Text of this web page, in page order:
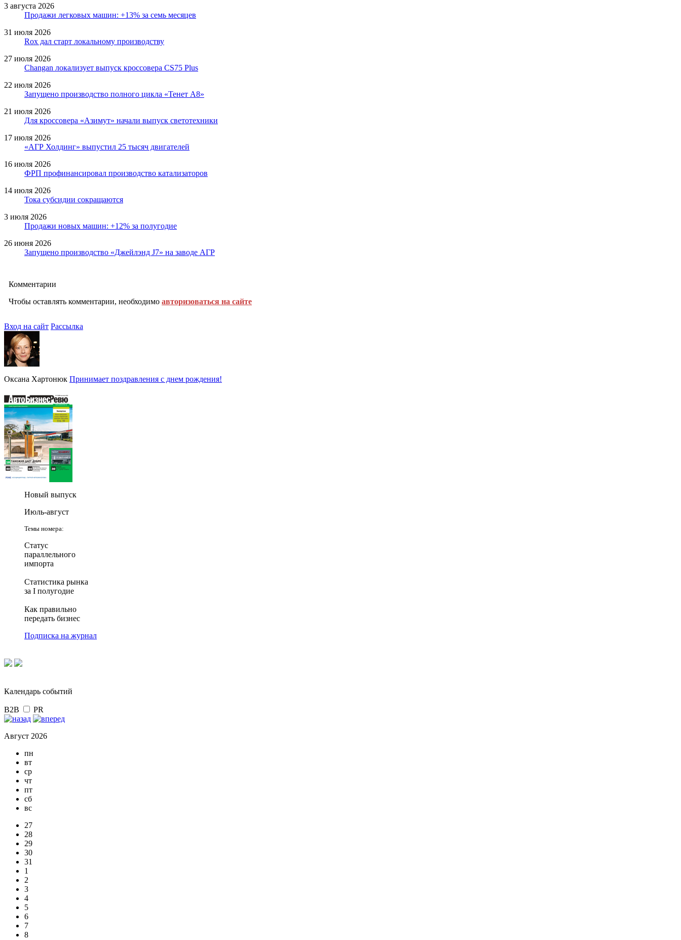
3 августа 2026
Продажи легковых машин: +13% за семь месяцев
31 июля 2026
Rox дал старт локальному производству
27 июля 2026
Changan локализует выпуск кроссовера CS75 Plus
22 июля 2026
Запущено производство полного цикла «Тенет A8»
21 июля 2026
Для кроссовера «Азимут» начали выпуск светотехники
17 июля 2026
«АГР Холдинг» выпустил 25 тысяч двигателей
16 июля 2026
ФРП профинансировал производство катализаторов
14 июля 2026
Тока субсидии сокращаются
3 июля 2026
Продажи новых машин: +12% за полугодие
26 июня 2026
Запущено производство «Джейлэнд J7» на заводе АГР
Комментарии
Чтобы оставлять комментарии, необходимо авторизоваться на сайте
Вход на сайт Рассылка
Оксана Хартонюк Принимает поздравления с днем рождения!
Новый выпуск
Июль-август
Темы номера:
Статус
параллельного
импорта
Статистика рынка
за I полугодие
Как правильно
передать бизнес
Подписка на журнал
Календарь событий
B2B PR
Август 2026
пн
вт
ср
чт
пт
сб
вс
27
28
29
30
31
1
2
3
4
5
6
7
8